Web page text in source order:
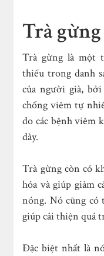
Trà gừng
Trà gừng là một
thiếu trong danh
của người già,
chống viêm tự
do các bệnh viêm
dày.
Trà gừng còn có
hóa và giúp giảm
nóng. Nó cũng có
giúp cải thiện quá
Đặc biệt nhất là